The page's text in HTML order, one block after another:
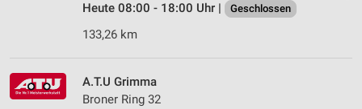
Heute 08:00 - 18:00 Uhr |
Geschlossen
133,26 km
A.T.U Grimma
Broner Ring 32
Verwendung von Profilen zur Auswahl
Messung der Performance von Inhalten